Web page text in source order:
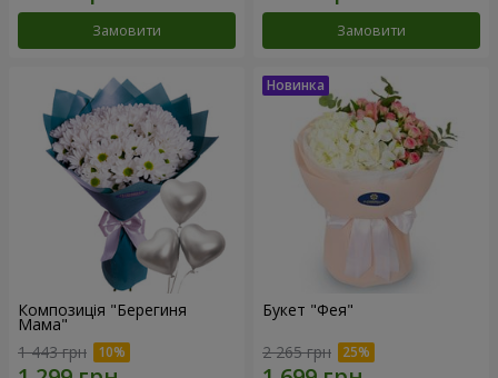
Замовити Замовити
Композиція "Берегиня
Мама"
1 443 грн
Букет "Фея"
2 265 грн